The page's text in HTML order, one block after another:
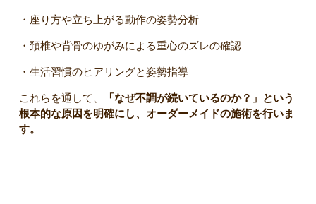
・座り方や立ち上がる動作の姿勢分析
・頚椎や背骨のゆがみによる重心のズレの確認
・生活習慣のヒアリングと姿勢指導
これらを通して、
「なぜ不調が続いているのか？」という
根本的な原因を明確にし、オーダーメイドの施術を行いま
す。